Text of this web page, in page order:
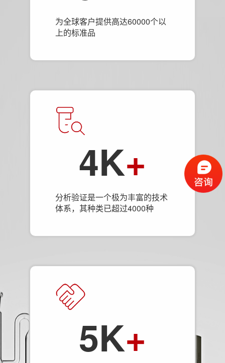
为全球客户提供高达60000个以
上的标准品
4K+
分析验证是一个极为丰富的技术
体系，其种类已超过4000种
5K+